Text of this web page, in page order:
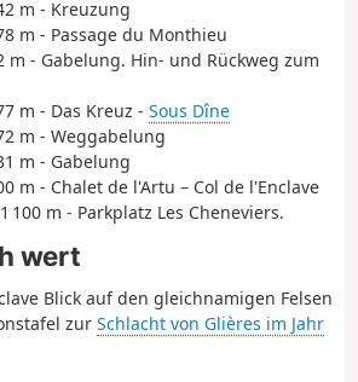
m - Kreuzung
m - Passage du Monthieu
m - Gabelung. Hin- und Rückweg zum
m - Das Kreuz - Sous Dîne
m - Weggabelung
m - Gabelung
m - Chalet de l'Artu – Col de l'Enclave
100 m - Parkplatz Les Cheneviers.
wert
Blick auf den gleichnamigen Felsen
zur Schlacht von Glières im Jahr